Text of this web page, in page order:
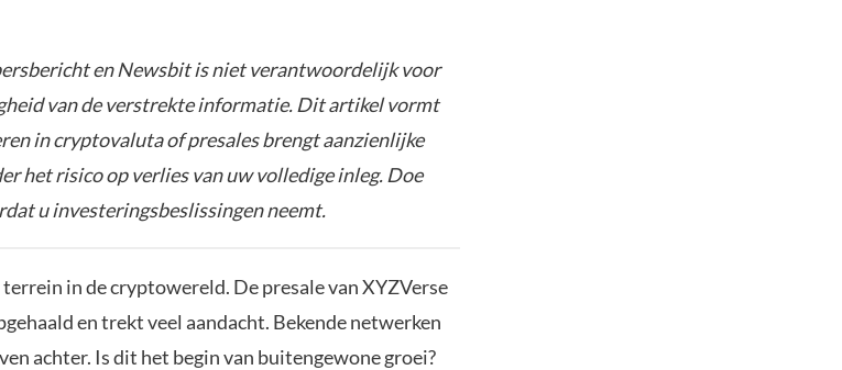
en Newsbit is niet verantwoordelijk voor
van de verstrekte informatie. Dit artikel vormt
in cryptovaluta of presales brengt aanzienlijke
het risico op verlies van uw volledige inleg. Doe
u investeringsbeslissingen neemt.
in de cryptowereld. De presale van XYZVerse
en trekt veel aandacht. Bekende netwerken
achter. Is dit het begin van buitengewone groei?